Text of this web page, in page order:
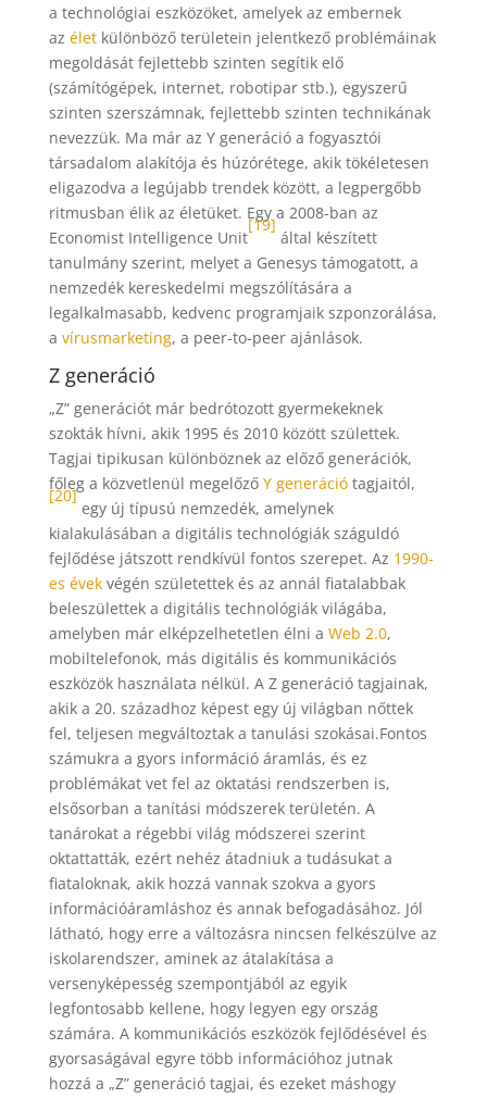
a technológiai eszközöket, amelyek az embernek
az életkülönböző területein jelentkező problémáinak
megoldását fejlettebb szinten segítik elő
(számítógépek, internet, robotipar stb.), egyszerű
szinten szerszámnak, fejlettebb szinten technikának
nevezzük. Ma már az Y generáció a fogyasztói
társadalom alakítója és húzórétege, akik tökéletesen
eligazodva a legújabb trendek között, a legpergőbb
ritmusban élik az életüket. Egy a 2008-ban az
Economist Intelligence Unit
[19]
által készített
tanulmány szerint, melyet a Genesys támogatott, a
nemzedék kereskedelmi megszólítására a
legalkalmasabb, kedvenc programjaik szponzorálása,
a vírusmarketing, a peer-to-peer ajánlások.
Z generáció
„Z” generációt már bedrótozott gyermekeknek
szokták hívni, akik 1995 és 2010 között születtek.
Tagjai tipikusan különböznek az előző generációk,
főleg a közvetlenül megelőző Y generációtagjaitól,
[20]
egy új típusú nemzedék, amelynek
kialakulásában a digitális technológiák száguldó
fejlődése játszott rendkívül fontos szerepet. Az 1990-
es évekvégén születettek és az annál fiatalabbak
beleszülettek a digitális technológiák világába,
amelyben már elképzelhetetlen élni a Web 2.0,
mobiltelefonok, más digitális és kommunikációs
eszközök használata nélkül. A Z generáció tagjainak,
akik a 20. századhoz képest egy új világban nőttek
fel, teljesen megváltoztak a tanulási szokásai.Fontos
számukra a gyors információ áramlás, és ez
problémákat vet fel az oktatási rendszerben is,
elsősorban a tanítási módszerek területén. A
tanárokat a régebbi világ módszerei szerint
oktattatták, ezért nehéz átadniuk a tudásukat a
fiataloknak, akik hozzá vannak szokva a gyors
információáramláshoz és annak befogadásához. Jól
látható, hogy erre a változásra nincsen felkészülve az
iskolarendszer, aminek az átalakítása a
versenyképesség szempontjából az egyik
legfontosabb kellene, hogy legyen egy ország
számára. A kommunikációs eszközök fejlődésével és
gyorsaságával egyre több információhoz jutnak
hozzá a „Z” generáció tagjai, és ezeket máshogy